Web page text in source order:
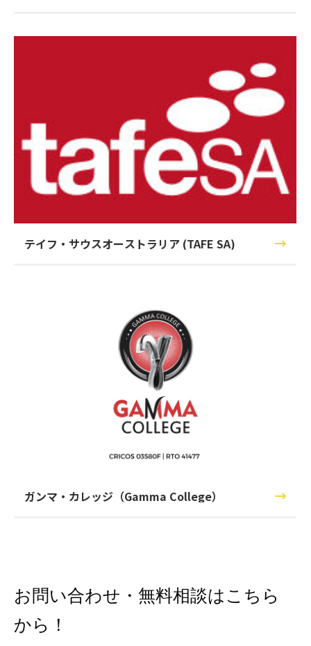
テイフ・サウスオーストラリア (TAFE SA)
ガンマ・カレッジ（Gamma College）
お問い合わせ・無料相談はこちら
から！